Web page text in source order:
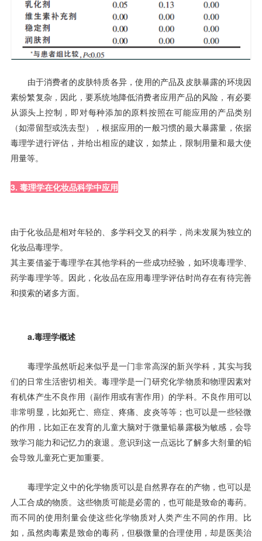
由于消费者的皮肤特质各异，使用的产品及皮肤暴露的环境因
素纷繁复杂，因此，要系统地降低消费者应用产品的风险，有必要
从源头上控制，即对每种添加的原料按照在可能应用的产品类别
（如滞留型或洗去型），根据应用的一般习惯的最大暴露量，依据
毒理学进行评估，并给出相应的建议，如禁止，限制用量和最大使
用量等。
3. 毒理学在化妆品科学中应用
由于化妆品是相对年轻的、多学科交叉的科学，尚未发展为独立的
化妆品毒理学。
其主要借鉴于毒理学在其他学科的一些成功经验，如环境毒理学、
药学毒理学等。因此，化妆品在应用毒理学评估时尚存在有待完善
和摸索的诸多方面。
a.毒理学概述
毒理学虽然听起来似乎是一门非常高深的新兴学科，其实与我
们的日常生活密切相关。毒理学是一门研究化学物质和物理因素对
有机体产生不良作用（副作用或有害作用）的学科。不良作用可以
非常明显，比如死亡、癌症、疼痛、皮炎等等；也可以是一些轻微
的作用，比如正在发育的儿童大脑对于微量铅暴露极为敏感，会导
致学习能力和记忆力的衰退。意识到这一点远比了解多大剂量的铅
会导致儿童死亡更加重要。
毒理学定义中的化学物质可以是自然界存在的产物，也可以是
人工合成的物质。这些物质可能是必需的，也可能是致命的毒药。
而不同的使用剂量会使这些化学物质对人类产生不同的作用。比
如，虽然肉毒素是致命的毒药，但极微量的合理使用，却是医美治